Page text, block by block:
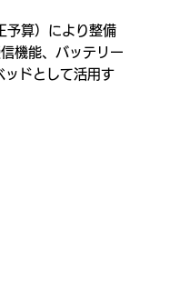
算）により整備
機能、バッテリー
ッドとして活用す